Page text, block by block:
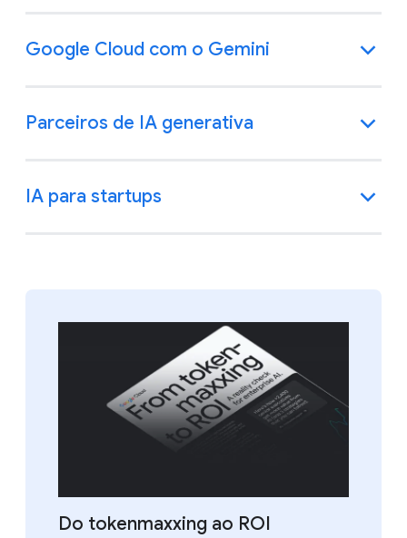
Google Cloud com o Gemini
Parceiros de IA generativa
IA para startups
Do tokenmaxxing ao ROI